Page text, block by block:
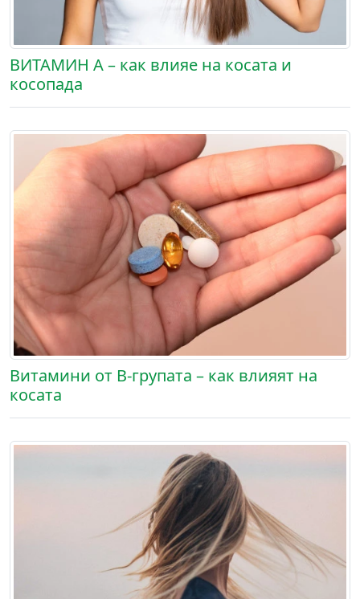
ВИТАМИН А – как влияе на косата и
косопада
Витамини от В-групата – как влияят на
косата